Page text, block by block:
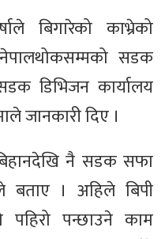
बिगारेको काभ्रेको
नेपालथोकसम्मको सडक
डिभिजन कार्यालय
जानकारी दिए ।
नै सडक सफा
। अहिले बिपी
पहिरो पन्छाउने काम